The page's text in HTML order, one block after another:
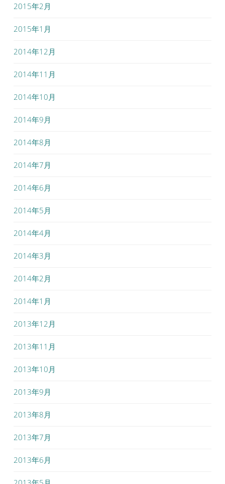
2015年2月
2015年1月
2014年12月
2014年11月
2014年10月
2014年9月
2014年8月
2014年7月
2014年6月
2014年5月
2014年4月
2014年3月
2014年2月
2014年1月
2013年12月
2013年11月
2013年10月
2013年9月
2013年8月
2013年7月
2013年6月